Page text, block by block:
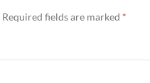
Required fields are marked *